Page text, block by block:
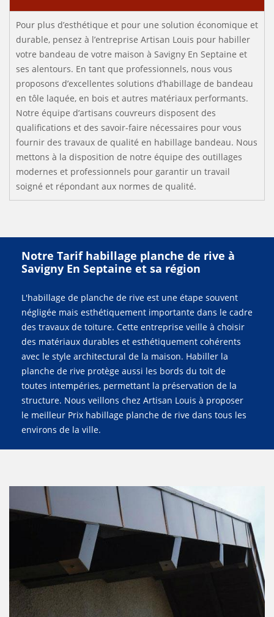
Pour plus d’esthétique et pour une solution économique et
durable, pensez à l’entreprise Artisan Louis pour habiller
votre bandeau de votre maison à Savigny En Septaine et
ses alentours. En tant que professionnels, nous vous
proposons d’excellentes solutions d’habillage de bandeau
en tôle laquée, en bois et autres matériaux performants.
Notre équipe d’artisans couvreurs disposent des
qualifications et des savoir-faire nécessaires pour vous
fournir des travaux de qualité en habillage bandeau. Nous
mettons à la disposition de notre équipe des outillages
modernes et professionnels pour garantir un travail
soigné et répondant aux normes de qualité.
Notre Tarif habillage planche de rive à
Savigny En Septaine et sa région
L'habillage de planche de rive est une étape souvent
négligée mais esthétiquement importante dans le cadre
des travaux de toiture. Cette entreprise veille à choisir
des matériaux durables et esthétiquement cohérents
avec le style architectural de la maison. Habiller la
planche de rive protège aussi les bords du toit de
toutes intempéries, permettant la préservation de la
structure. Nous veillons chez Artisan Louis à proposer
le meilleur Prix habillage planche de rive dans tous les
environs de la ville.